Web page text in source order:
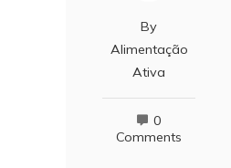
By
Alimentação
Ativa
0
Comments